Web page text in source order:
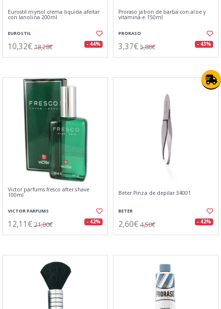
Eurostil myrsol crema liquida afeitar
con lanolina 200ml
EUROSTIL
10,32€ 18,28€ - 44%
Proraso jabon de barba con aloe y
vitamina-e 150ml
PRORASO
3,37€ 5,88€ - 43%
Victor parfums fresco after shave
100ml
VICTOR PARFUMS
12,11€ 21,00€ - 42%
Beter Pinza de depilar 34001
BETER
2,60€ 4,50€ - 42%